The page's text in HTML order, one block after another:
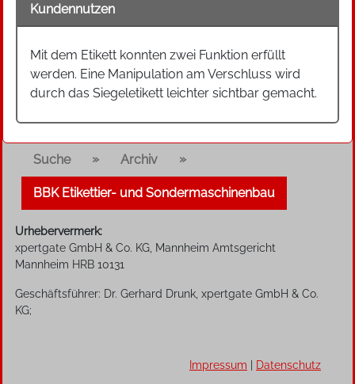
Kundennutzen
Mit dem Etikett konnten zwei Funktion erfüllt
werden. Eine Manipulation am Verschluss wird
durch das Siegeletikett leichter sichtbar gemacht.
Suche » Archiv »
BBK Etikettier- und Sondermaschinenbau
Urhebervermerk:
xpertgate GmbH & Co. KG, Mannheim Amtsgericht
Mannheim HRB 10131
Geschäftsführer: Dr. Gerhard Drunk, xpertgate GmbH & Co.
KG;
Impressum | Datenschutz